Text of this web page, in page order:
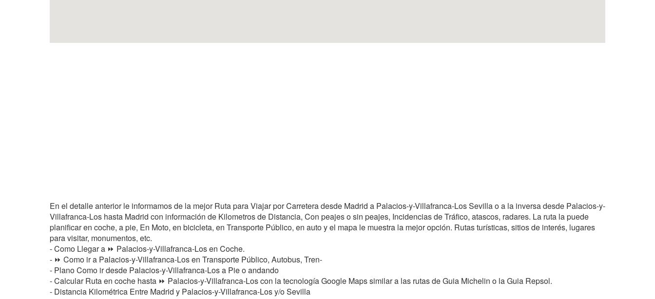
En el detalle anterior le informamos de la mejor Ruta para Viajar por Carretera desde Madrid a Palacios-y-Villafranca-Los Sevilla o a la inversa desde Palacios-y-
Villafranca-Los hasta Madrid con información de Kilometros de Distancia, Con peajes o sin peajes, Incidencias de Tráfico, atascos, radares. La ruta la puede
planificar en coche, a pie, En Moto, en bicicleta, en Transporte Público, en auto y el mapa le muestra la mejor opción. Rutas turísticas, sitios de interés, lugares
para visitar, monumentos, etc.
- Como Llegar a ⏩ Palacios-y-Villafranca-Los en Coche.
- ⏩ Como ir a Palacios-y-Villafranca-Los en Transporte Público, Autobus, Tren-
- Plano Como ir desde Palacios-y-Villafranca-Los a Pie o andando
- Calcular Ruta en coche hasta ⏩ Palacios-y-Villafranca-Los con la tecnología Google Maps similar a las rutas de Guia Michelin o la Guia Repsol.
- Distancia Kilométrica Entre Madrid y Palacios-y-Villafranca-Los y/o Sevilla